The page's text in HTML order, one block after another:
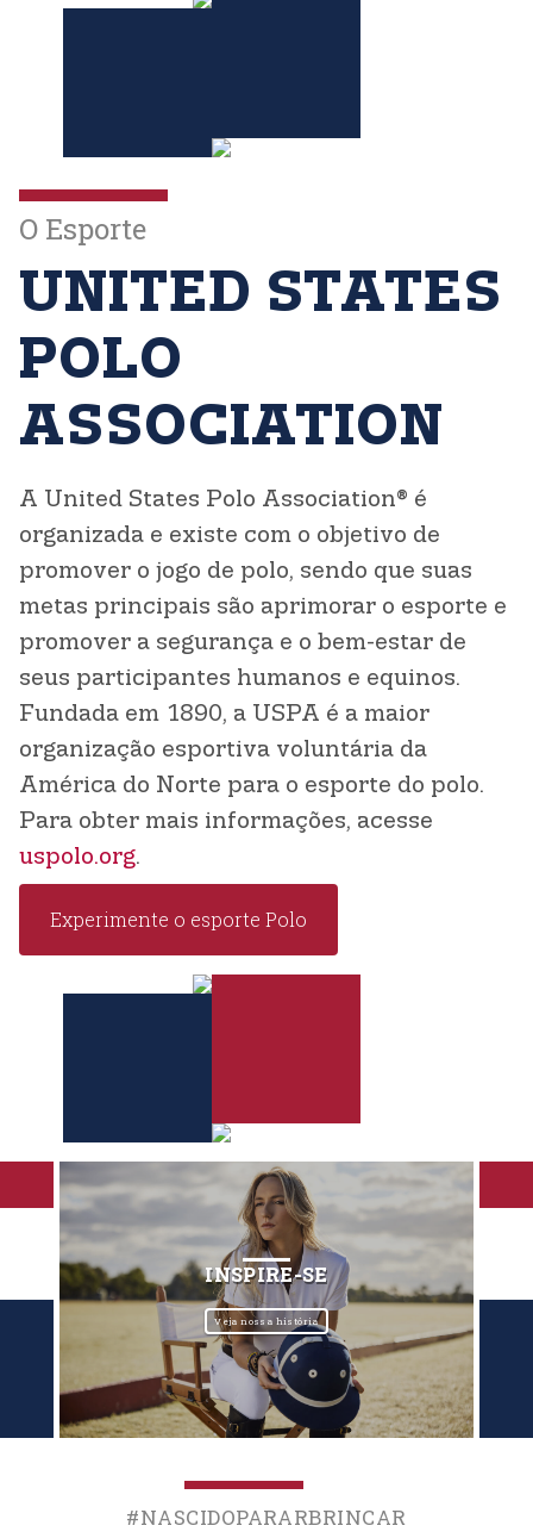
O Esporte
UNITED STATES
POLO
ASSOCIATION
A United States Polo Association® é
organizada e existe com o objetivo de
promover o jogo de polo, sendo que suas
metas principais são aprimorar o esporte e
promover a segurança e o bem-estar de
seus participantes humanos e equinos.
Fundada em 1890, a USPA é a maior
organização esportiva voluntária da
América do Norte para o esporte do polo.
Para obter mais informações, acesse
uspolo.org.
Experimente o esporte Polo
INSPIRE-SE
Veja nossa história
#Nascidopararbrincar